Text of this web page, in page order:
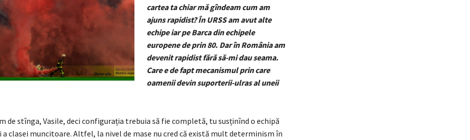
cartea ta chiar mă gîndeam cum am
ajuns rapidist? În URSS am avut alte
echipe iar pe Barca din echipele
europene de prin 80. Dar în România am
devenit rapidist fără să-mi dau seama.
Care e de fapt mecanismul prin care
oamenii devin suporterii-ulras al uneii
de stînga, Vasile, deci configurația trebuia să fie completă, tu susținînd o echipă
a clasei muncitoare. Altfel, la nivel de mase nu cred că există mult determinism în